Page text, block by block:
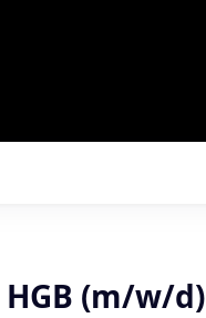
(m/w/d)